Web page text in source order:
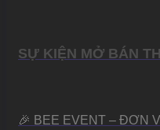
SỰ KIỆN MỞ BÁN
🎉 BEE EVENT – ĐƠN